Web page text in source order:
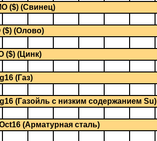
($) (Свинец)
($) (Олово)
($) (Цинк)
(Газ)
(Газойль с низким содержанием Su)
(Арматурная сталь)